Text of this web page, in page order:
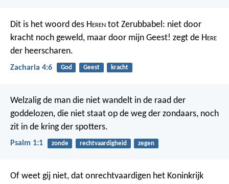
Dit is het woord des Heren tot Zerubbabel: niet door
kracht noch geweld, maar door mijn Geest! zegt de Here
der heerscharen.
Zacharia 4:6 God Geest kracht
Welzalig de man die niet wandelt in de raad der
goddelozen, die niet staat op de weg der zondaars, noch
zit in de kring der spotters.
Psalm 1:1 zonde rechtvaardigheid zegen
Of weet gij niet, dat onrechtvaardigen het Koninkrijk